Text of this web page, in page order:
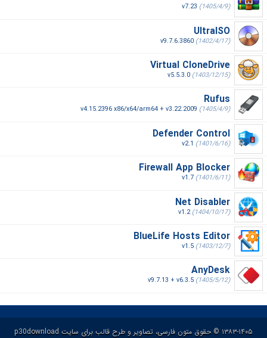
v7.23 (1405/4/9)
UltraISO
v9.7.6.3860 (1402/4/17)
Virtual CloneDrive
v5.5.3.0 (1403/12/15)
Rufus
v4.15.2396 x86/x64/arm64 + v3.22.2009 (1405/4/9)
Defender Control
v2.1 (1401/6/16)
Firewall App Blocker
v1.7 (1401/6/11)
Net Disabler
v1.2(1404/10/17)
BlueLife Hosts Editor
v1.5 (1403/12/7)
AnyDesk
v9.7.13 + v6.3.5 (1405/5/12)
۱۳۸۳-۱۴۰۵ © حقوق متون فارسی، تصاویر و طرح قالب برای سایت p30download